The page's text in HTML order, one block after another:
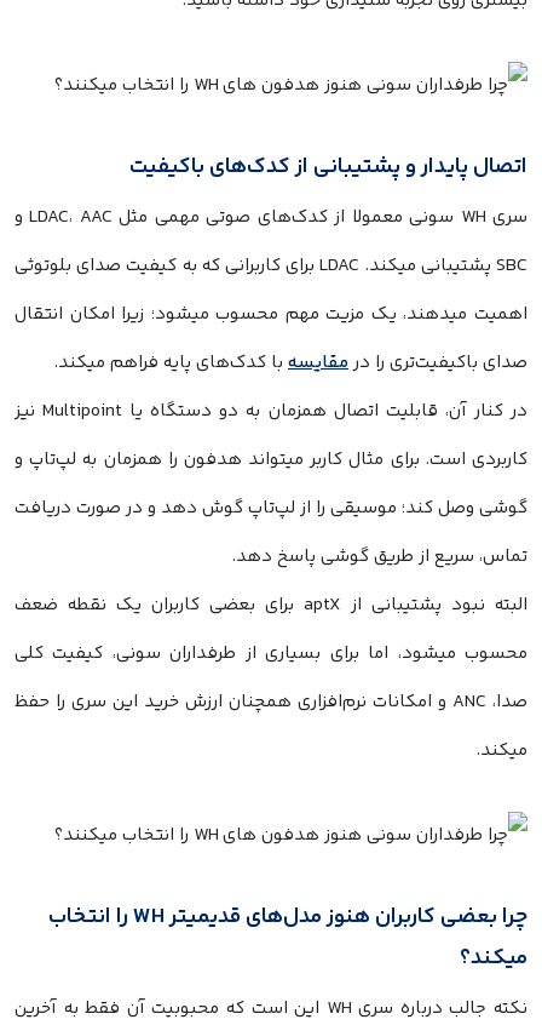
اتصال پایدار و پشتیبانی از کدک‌های باکیفیت
سری WH سونی معمولا از کدک‌های صوتی مهمی مثل LDAC، AAC و
SBC پشتیبانی میکند. LDAC برای کاربرانی که به کیفیت صدای بلوتوثی
اهمیت میدهند، یک مزیت مهم محسوب میشود؛ زیرا امکان انتقال
صدای باکیفیت‌تری را درمقایسه با کدک‌های پایه فراهم میکند.
در کنار آن، قابلیت اتصال همزمان به دو دستگاه یا Multipoint نیز
کاربردی است. برای مثال کاربر میتواند هدفون را همزمان به لپ‌تاپ و
گوشی وصل کند؛ موسیقی را از لپ‌تاپ گوش دهد و در صورت دریافت
تماس، سریع از طریق گوشی پاسخ دهد.
البته نبود پشتیبانی از aptX برای بعضی کاربران یک نقطه ضعف
محسوب میشود، اما برای بسیاری از طرفداران سونی، کیفیت کلی
صدا، ANC و امکانات نرم‌افزاری همچنان ارزش خرید این سری را حفظ
میکند.
چرا بعضی کاربران هنوز مدل‌های قدیمیتر WH را انتخاب
میکند؟
نکته جالب درباره سری WH این است که محبوبیت آن فقط به آخرین